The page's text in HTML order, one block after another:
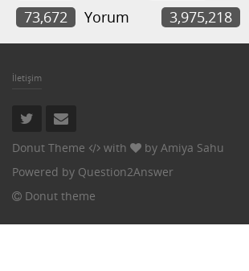
73,672
Yorum 3,975,218
İletişim
Donut Theme with by Amiya Sahu
Powered by Question2Answer
Donut theme